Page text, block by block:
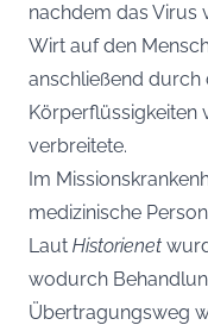
nachdem das Virus
Wirt auf den
anschließend durch
Körperflüssigkeiten
verbreitete.
Im
medizinische
Laut Historienet
wodurch
Übertragungsweg